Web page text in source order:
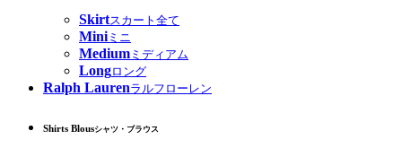
Skirtスカート全て
Miniミニ
Medium ミディアム
Longロング
Ralph Laurenラルフローレン
Shirts Blousシャツ・ブラウス